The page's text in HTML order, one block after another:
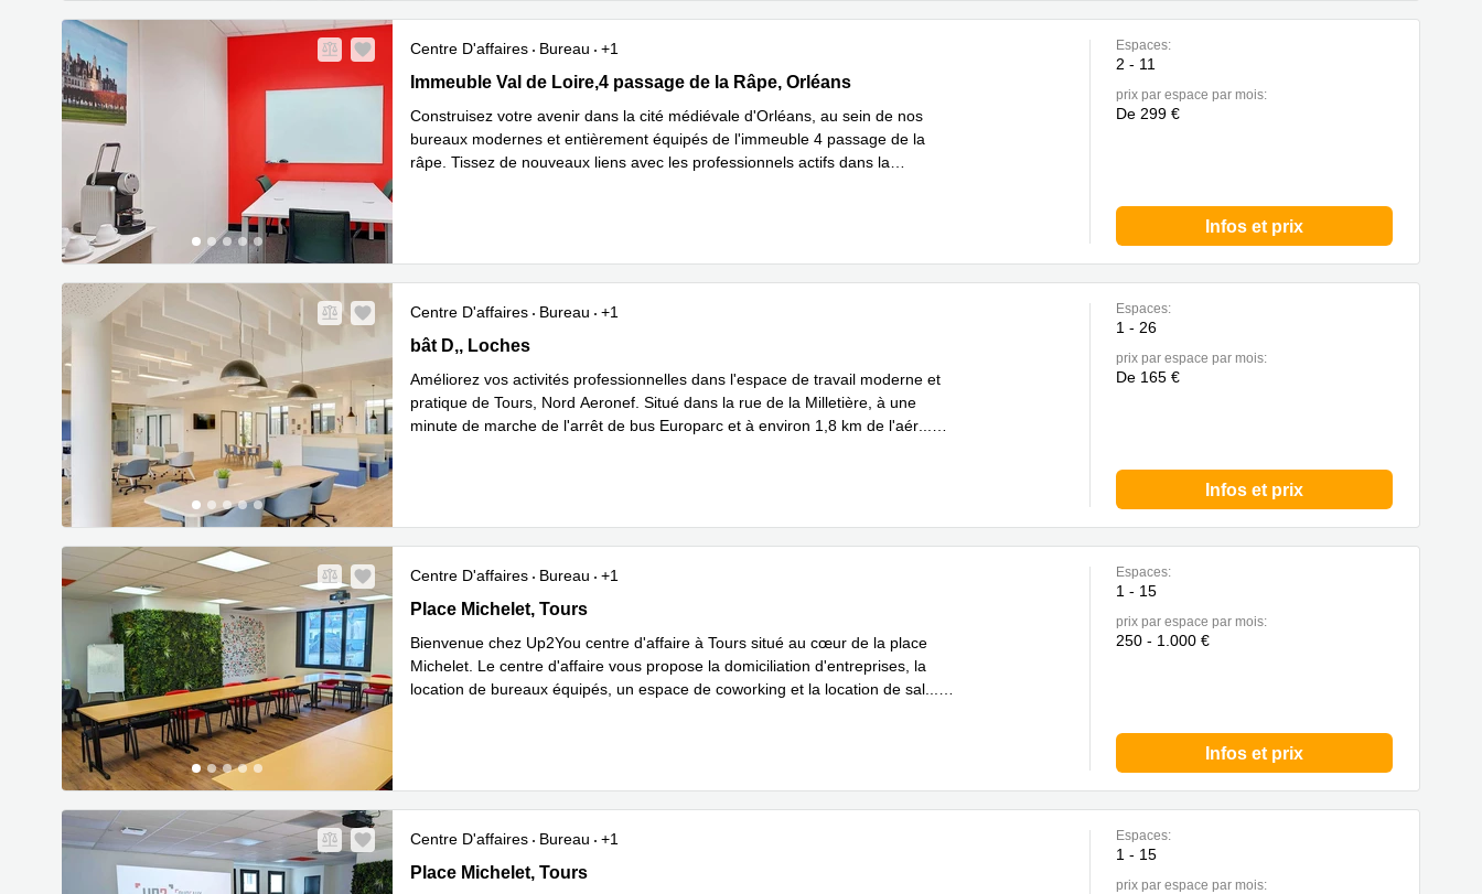
Centre D'affaires Bureau
+1
Immeuble Val de Loire,4 passage de la Râpe, Orléans
Immeuble Val de Loire,4 passage de la Râpe, Orléans
Construisez votre avenir dans la cité médiévale d'Orléans, au sein de nos
bureaux modernes et entièrement équipés de l'immeuble 4 passage de la
râpe. Tissez de nouveaux liens avec les professionnels actifs dans la
Espaces:
2 - 11
prix par espace par mois:
De 299 €
Infos et prix
Centre D'affaires Bureau
+1
31 bât D, 45 bât G rue de la Milletière, Loches
bât D,, Loches
Améliorez vos activités professionnelles dans l'espace de travail moderne et
pratique de Tours, Nord Aeronef. Situé dans la rue de la Milletière, à une
minute de marche de l'arrêt de bus Europarc et à environ 1,8 km de l'aér
Espaces:
1 - 26
prix par espace par mois:
De 165 €
Infos et prix
Centre D'affaires Bureau
+1
Place Michelet 15, Tours
Place Michelet, Tours
Bienvenue chez Up2You centre d'affaire à Tours situé au cœur de la place
Michelet. Le centre d'affaire vous propose la domiciliation d'entreprises, la
location de bureaux équipés, un espace de coworking et la location de sal
Espaces:
1 - 15
prix par espace par mois:
250 - 1.000 €
Infos et prix
Centre D'affaires Bureau
+1
Place Michelet 15, Tours
Place Michelet, Tours
Espaces:
1 - 15
prix par espace par mois: